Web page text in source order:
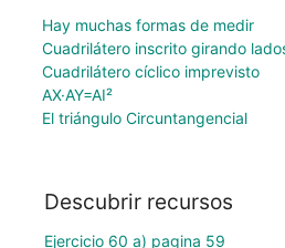
Hay muchas formas de medir
Cuadrilátero inscrito girando
Cuadrilátero cíclico imprevisto
AX·AY=AI²
El triángulo Circuntangencial
Descubrir recursos
Ejercicio 60 a) pagina 59